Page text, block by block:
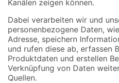
Folge uns
Zahlungsarten